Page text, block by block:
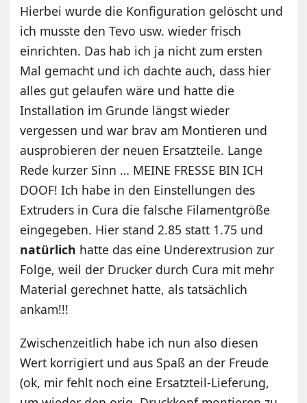
Hierbei wurde die Konfiguration gelöscht und
ich musste den Tevo usw. wieder frisch
einrichten. Das hab ich ja nicht zum ersten
Mal gemacht und ich dachte auch, dass hier
alles gut gelaufen wäre und hatte die
Installation im Grunde längst wieder
vergessen und war brav am Montieren und
ausprobieren der neuen Ersatzteile. Lange
Rede kurzer Sinn … MEINE FRESSE BIN ICH
DOOF! Ich habe in den Einstellungen des
Extruders in Cura die falsche Filamentgröße
eingegeben. Hier stand 2.85 statt 1.75 und
natürlich hatte das eine Underextrusion zur
Folge, weil der Drucker durch Cura mit mehr
Material gerechnet hatte, als tatsächlich
ankam!!!
Zwischenzeitlich habe ich nun also diesen
Wert korrigiert und aus Spaß an der Freude
(ok, mir fehlt noch eine Ersatzteil-Lieferung,